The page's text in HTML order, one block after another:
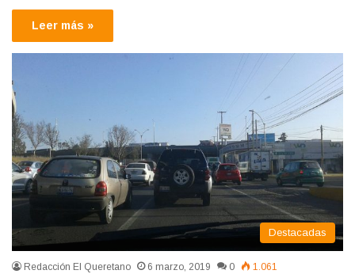
Leer más »
Destacadas
Redacción El Queretano 6 marzo, 2019 0 1.061